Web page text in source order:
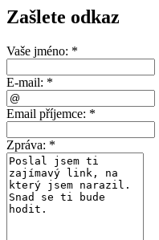
Zašlete odkaz
Vaše jméno: *
E-mail: *
Email příjemce: *
Zpráva: *